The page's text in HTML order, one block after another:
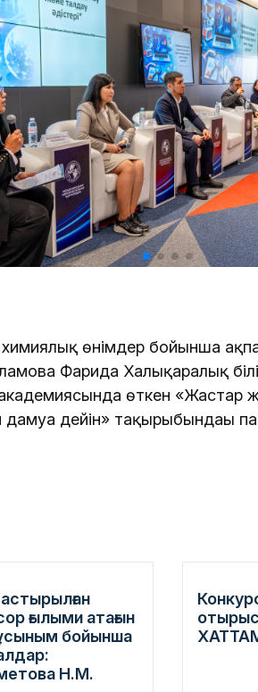
химиялық өнімдер бойынша
Фарида Халықаралық
өткен «Жастар
дамуға дейін» тақырыбындағы
ғылыми атағын
бойынша
Н.М.